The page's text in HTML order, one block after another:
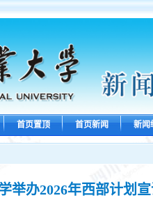
首页置顶 首页新闻 新闻
举办2026年西部计划